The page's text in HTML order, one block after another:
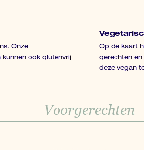
Onze
kunnen ook glutenvrij
Op de kaart
gerechten en
deze vegan
Voorgerechten